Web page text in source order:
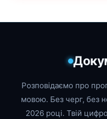
Розповідаємо про
мовою. Без черг, без
2026 році. Твій